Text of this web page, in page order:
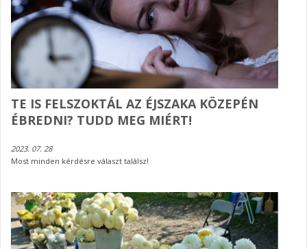
TE IS FELSZOKTÁL AZ ÉJSZAKA KÖZEPÉN
ÉBREDNI? TUDD MEG MIÉRT!
2023. 07. 28
Most minden kérdésre választ találsz!